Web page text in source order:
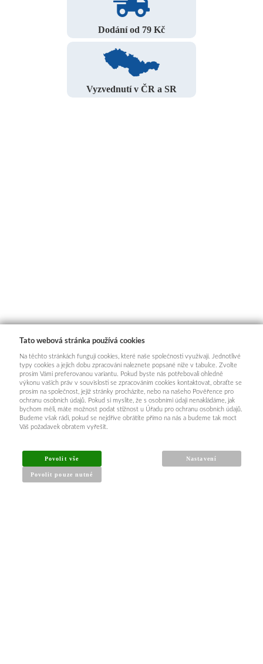
Dodání od 79 Kč
Vyzvednutí v ČR a SR
Tato webová stránka používá cookies
Na těchto stránkách fungují cookies, které naše společnosti využívají. Jednotlivé
typy cookies a jejich dobu zpracování naleznete popsané níže v tabulce. Zvolte
prosím Vámi preferovanou variantu. Pokud byste nás potřebovali ohledně
výkonu vašich práv v souvislosti se zpracováním cookies kontaktovat, obraťte se
prosím na společnost, jejíž stránky procházíte, nebo na našeho Pověřence pro
ochranu osobních údajů. Pokud si myslíte, že s osobními údaji nenakládáme, jak
bychom měli, máte možnost podat stížnost u Úřadu pro ochranu osobních údajů.
Budeme však rádi, pokud se nejdříve obrátíte přímo na nás a budeme tak moct
Váš požadavek obratem vyřešit.
Povolit vše
Povolit pouze nutné
Nastavení